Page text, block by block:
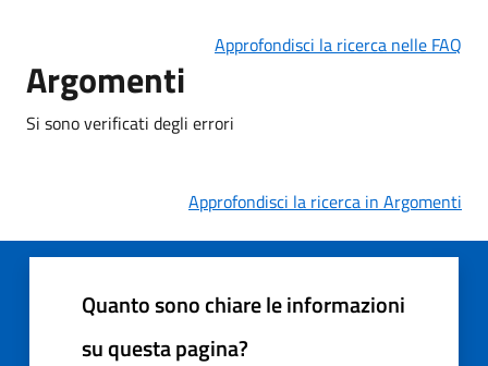
Approfondisci la ricerca nelle FAQ
Argomenti
Si sono verificati degli errori
Approfondisci la ricerca in Argomenti
Quanto sono chiare le informazioni
su questa pagina?